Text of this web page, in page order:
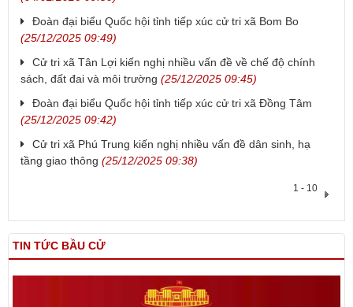
Đoàn đại biểu Quốc hội tỉnh tiếp xúc cử tri xã Bom Bo
(25/12/2025 09:49)
Cử tri xã Tân Lợi kiến nghị nhiều vấn đề về chế độ chính
sách, đất đai và môi trường (25/12/2025 09:45)
Đoàn đại biểu Quốc hội tỉnh tiếp xúc cử tri xã Đồng Tâm
(25/12/2025 09:42)
Cử tri xã Phú Trung kiến nghị nhiều vấn đề dân sinh, hạ
tầng giao thông (25/12/2025 09:38)
1 - 10
TIN TỨC BẦU CỬ